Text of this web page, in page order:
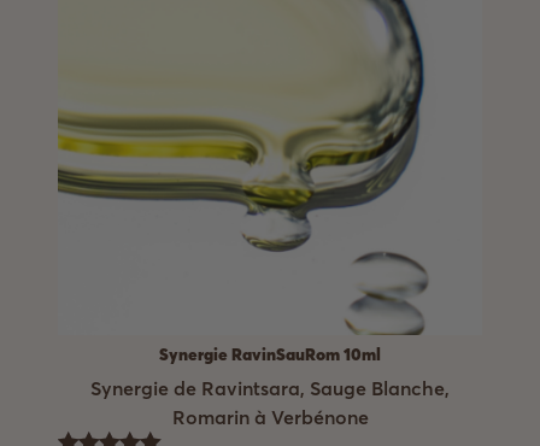
Synergie RavinSauRom 10ml
Synergie de Ravintsara, Sauge Blanche,
Romarin à Verbénone